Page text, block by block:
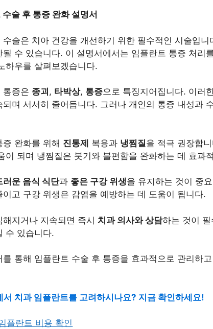
술 후 통증 완화 설명서
수술은 치아 건강을 개선하기 위한 필수적인 시술입
될 수 있습니다. 이 설명서에서는 임플란트 통증 처리
하우를 살펴보겠습니다.
통증은 종괴 , 타박상, 통증으로 특징지어집니다. 이러
되며 서서히 줄어듭니다. 그러나 개인의 통증 내성과
증 완화를 위해 진통제 복용과 냉찜질을 적극 권장합
이 되며 냉찜질은 붓기와 불편함을 완화하는 데 효과
러운 음식 식단과 좋은 구강 위생을 유지하는 것이 중
이고 구강 위생은 감염을 예방하는 데 도움이 됩니다.
해지거나 지속되면 즉시 치과 의사와 상담하는 것이
수 있습니다.
를 통해 임플란트 수술 후 통증을 효과적으로 관리하
서 치과 임플란트를 고려하시나요? 지금 확인하세요!
플란트 비용 확인